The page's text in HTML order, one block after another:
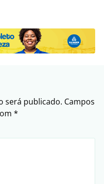
será publicado. Campos
*